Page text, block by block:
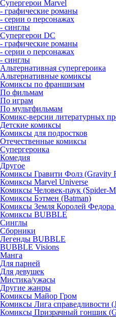
Супергерои Marvel
- графические романы
- серии о персонажах
- синглы
Супергерои DC
- графические романы
- серии о персонажах
- синглы
Альтернативная супергероика
Альтернативные комиксы
Комиксы по франшизам
По фильмам
По играм
По мультфильмам
Комикс-версии литературных
Детские комиксы
Комиксы для подростков
Отечественные комиксы
Супергероика
Комедия
Другое
Комиксы Гравити Фолз (Gravity
Комиксы Marvel Universe
Комиксы Человек-паук (Spider-
Комиксы Бэтмен (Batman)
Комиксы Земля Королей Федора
Комиксы BUBBLE
Синглы
Сборники
Легенды BUBBLE
BUBBLE Visions
Манга
Для парней
Для девушек
Мистика/ужасы
Другие жанры
Комиксы Майор Гром
Комиксы Лига справедливости
Комиксы Призрачный гонщик